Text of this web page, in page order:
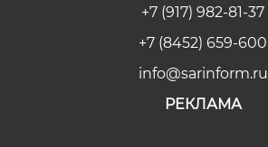
+7 (917) 982-81-37
+7 (8452) 659-600
info@sarinform.ru
РЕКЛАМА